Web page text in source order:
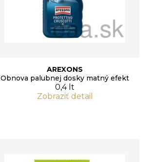
AREXONS
Obnova palubnej dosky matný efekt
0,4 lt
Zobraziť detail